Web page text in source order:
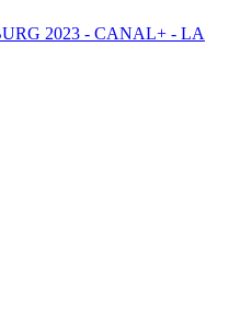
2023 - CANAL+ - LA